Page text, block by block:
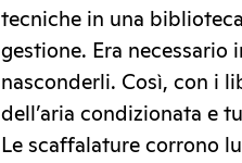
tecniche in una
gestione. Era
nasconderli. Così, con i
dell’aria condizionata e
Le scaffalature corrono